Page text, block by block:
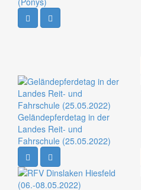
Geländepferdetag in der
Landes Reit- und
Fahrschule (25.05.2022)